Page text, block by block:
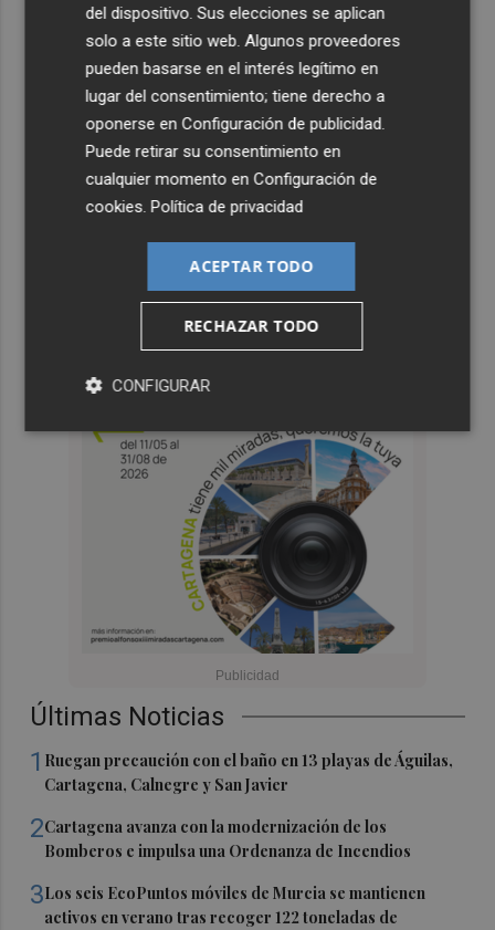
Últimas Noticias
1 Ruegan precaución con el baño en 13 playas de Águilas,
Cartagena, Calnegre y San Javier
2Cartagena avanza con la modernización de los
Bomberos e impulsa una Ordenanza de Incendios
3Los seis EcoPuntos móviles de Murcia se mantienen
activos en verano tras recoger 122 toneladas de
del dispositivo. Sus elecciones se aplican
solo a este sitio web. Algunos proveedores
pueden basarse en el interés legítimo en
lugar del consentimiento; tiene derecho a
oponerse enConfiguración de publicidad
Puede retirar su consentimiento en
cualquier momento enConfiguración de
cookies .Política de privacidad
ACEPTAR TODO
RECHAZAR TODO
CONFIGURAR